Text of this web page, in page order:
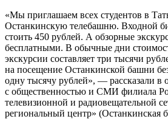
«Мы приглашаем всех студентов в
Останкинскую телебашню. Входной
стоить 450 рублей. А обзорные
бесплатными. В обычные дни
экскурсии составляет три тысячи
на посещение Останкинской башни
одну тысячу рублей», — рассказали в
с общественностью и СМИ филиала
телевизионной и радиовещательной
региональный центр» (Останкинская